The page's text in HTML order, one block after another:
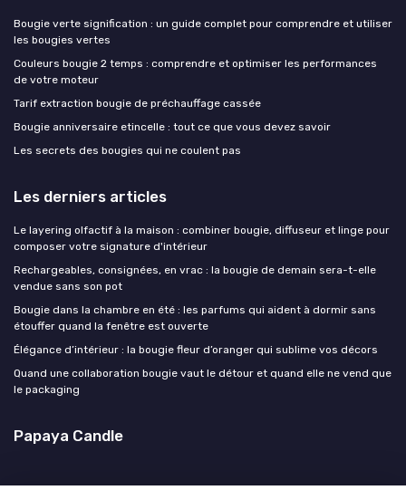
Bougie verte signification : un guide complet pour comprendre et utiliser
les bougies vertes
Couleurs bougie 2 temps : comprendre et optimiser les performances
de votre moteur
Tarif extraction bougie de préchauffage cassée
Bougie anniversaire etincelle : tout ce que vous devez savoir
Les secrets des bougies qui ne coulent pas
Les derniers articles
Le layering olfactif à la maison : combiner bougie, diffuseur et linge pour
composer votre signature d'intérieur
Rechargeables, consignées, en vrac : la bougie de demain sera-t-elle
vendue sans son pot
Bougie dans la chambre en été : les parfums qui aident à dormir sans
étouffer quand la fenêtre est ouverte
Élégance d’intérieur : la bougie fleur d’oranger qui sublime vos décors
Quand une collaboration bougie vaut le détour et quand elle ne vend que
le packaging
Papaya Candle